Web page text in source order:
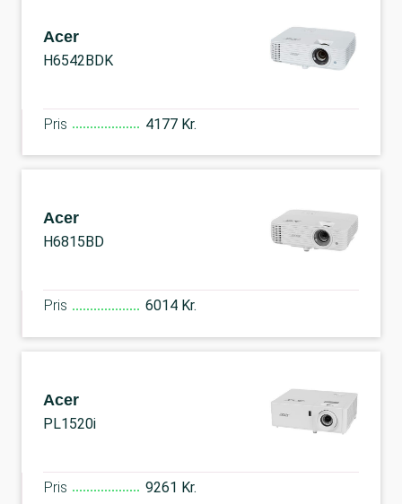
Acer
H6542BDK
Pris 4177 Kr.
Acer
H6815BD
Pris 6014 Kr.
Acer
PL1520i
Pris 9261 Kr.